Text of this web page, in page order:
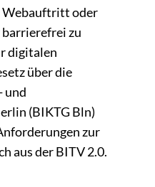
Webauftritt oder
zu
digitalen
über die
und
(BIKTG Bln)
zur
aus der BITV 2.0.